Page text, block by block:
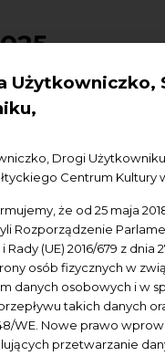
Użytkowniczko,
Drogi Użytkowniku
Centrum Kultury
że od 25 maja
Rozporządzenie
(UE) 2016/679 z dnia
osób fizycznych w
danych osobowych i w
takich danych
WE. Nowe prawo
przetwarzanie
Eufonie w
Polski Piach
Koncerty
Google
godz. 19.00
NCK —